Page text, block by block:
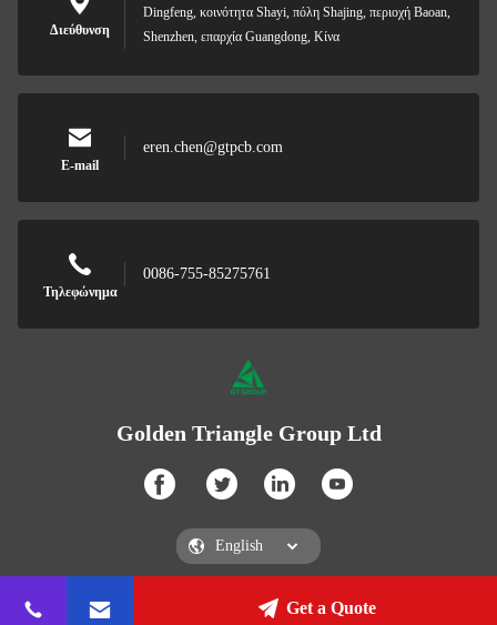
Διεύθυνση
Dingfeng, κοινότητα Shayi, πόλη Shajing, περιοχή Baoan,
Shenzhen, επαρχία Guangdong, Κίνα
E-mail
eren.chen@gtpcb.com
Τηλεφώνημα
0086-755-85275761
Golden Triangle Group Ltd
Golden Triangle Group LtdGet a Quote